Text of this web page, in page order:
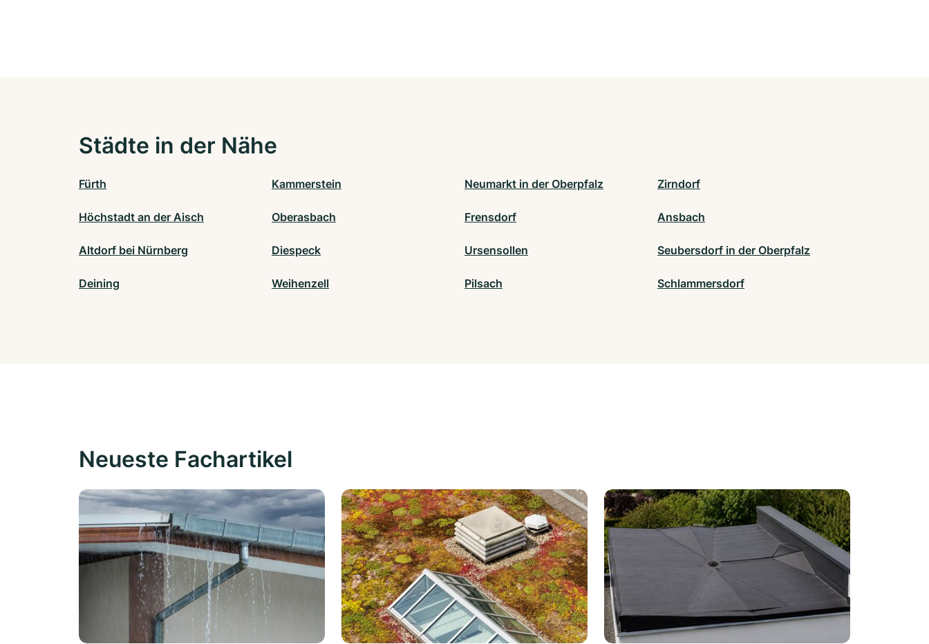
Städte in der Nähe
Fürth Kammerstein Neumarkt in der Oberpfalz Zirndorf
Höchstadt an der Aisch Oberasbach Frensdorf Ansbach
Altdorf bei Nürnberg Diespeck Ursensollen Seubersdorf in der Oberpfalz
Deining Weihenzell Pilsach Schlammersdorf
Neueste Fachartikel